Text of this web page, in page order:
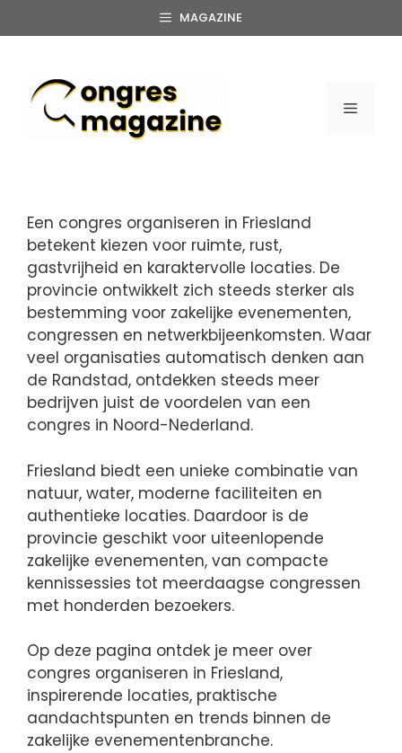
naar
inhoud
MAGAZINE
MENU
Een congres organiseren in Friesland
betekent kiezen voor ruimte, rust,
gastvrijheid en karaktervolle locaties. De
provincie ontwikkelt zich steeds sterker als
bestemming voor zakelijke evenementen,
congressen en netwerkbijeenkomsten. Waar
veel organisaties automatisch denken aan
de Randstad, ontdekken steeds meer
bedrijven juist de voordelen van een
congres in Noord-Nederland.
Friesland biedt een unieke combinatie van
natuur, water, moderne faciliteiten en
authentieke locaties. Daardoor is de
provincie geschikt voor uiteenlopende
zakelijke evenementen, van compacte
kennissessies tot meerdaagse congressen
met honderden bezoekers.
Op deze pagina ontdek je meer over
congres organiseren in Friesland,
inspirerende locaties, praktische
aandachtspunten en trends binnen de
zakelijke evenementenbranche.